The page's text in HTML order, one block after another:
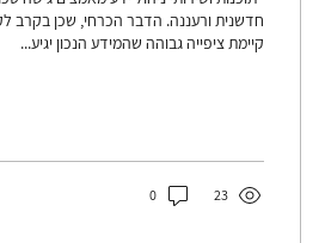
חדשנית ורעננה. הדבר הכרחי, שכן בקרב
קיימת ציפייה גבוהה שהמידע הנכון יגיע...
23
0